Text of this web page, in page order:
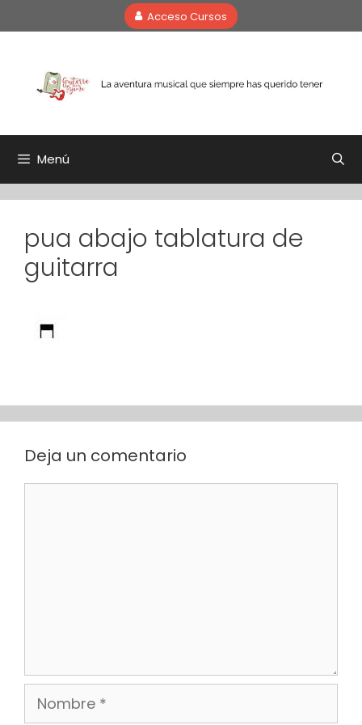
al
Acceso Cursos
Menú
pua abajo tablatura de
guitarra
Deja un comentario
Nombre